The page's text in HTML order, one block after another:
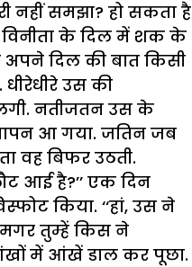
नहीं समझा? हो सकता है
विनीता के दिल में शक के
दिल की बात किसी
उस की
लगी. नतीजतन उस के
आ गया. जतिन जब
वह बिफर उठती.
आई है?’’ एक दिन
किया. ‘‘हां, उस ने
तुम्हें किस ने
आंखों में आंखें डाल कर पूछा.